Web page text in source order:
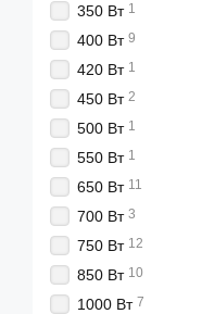
350 Вт 1
400 Вт 9
420 Вт 1
450 Вт 2
500 Вт 1
550 Вт 1
650 Вт 11
700 Вт 3
750 Вт 12
850 Вт 10
1000 Вт 7